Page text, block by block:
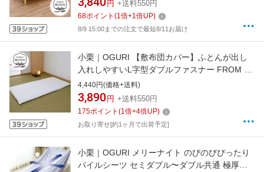
円 +送料550円
68ポイント (1倍+1倍UP)
8/9 15:00までの注文で最短8/11お届け
小栗｜OGURI 【敷布団カバー】ふとんが出し
入れしやすいL字型ダブルファスナー FROM メ
リーナイト(MerryNight) ホワイト FM63400106
[シングルロングサイズ]
4,440円(価格+送料)
3,890 円 +送料550円
175ポイント (1倍+4倍UP)
お取り寄せ[約1ヶ月で出荷予定]
小栗｜OGURI メリーナイト のびのびぴったり
パイルシーツ セミダブル〜ダブル共通 極厚